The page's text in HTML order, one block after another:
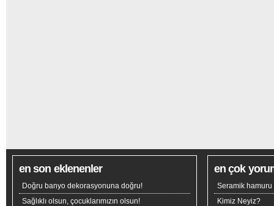
en son eklenenler
Doğru banyo dekorasyonuna doğru!
Sağlıklı olsun, çocuklarımızın olsun!
en çok
Seramik hamuru
Kimiz Neyiz?